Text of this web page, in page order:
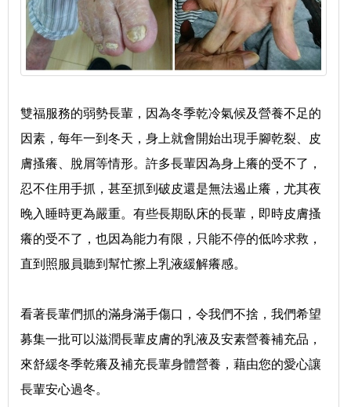
雙福服務的弱勢長輩，因為冬季乾冷氣候及營養不足的
因素，每年一到冬天，身上就會開始出現手腳乾裂、皮
膚搔癢、脫屑等情形。許多長輩因為身上癢的受不了，
忍不住用手抓，甚至抓到破皮還是無法遏止癢，尤其夜
晚入睡時更為嚴重。有些長期臥床的長輩，即時皮膚搔
癢的受不了，也因為能力有限，只能不停的低吟求救，
直到照服員聽到幫忙擦上乳液緩解癢感。
看著長輩們抓的滿身滿手傷口，令我們不捨，我們希望
募集一批可以滋潤長輩皮膚的乳液及安素營養補充品，
來舒緩冬季乾癢及補充長輩身體營養，藉由您的愛心讓
長輩安心過冬。